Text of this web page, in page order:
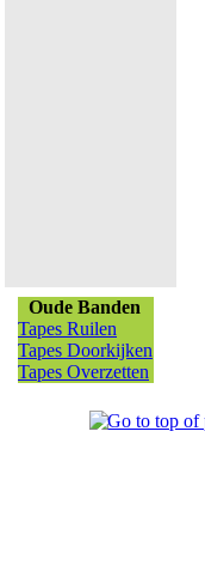
Oude Banden
Tapes Ruilen
Tapes Doorkijken
Tapes Overzetten